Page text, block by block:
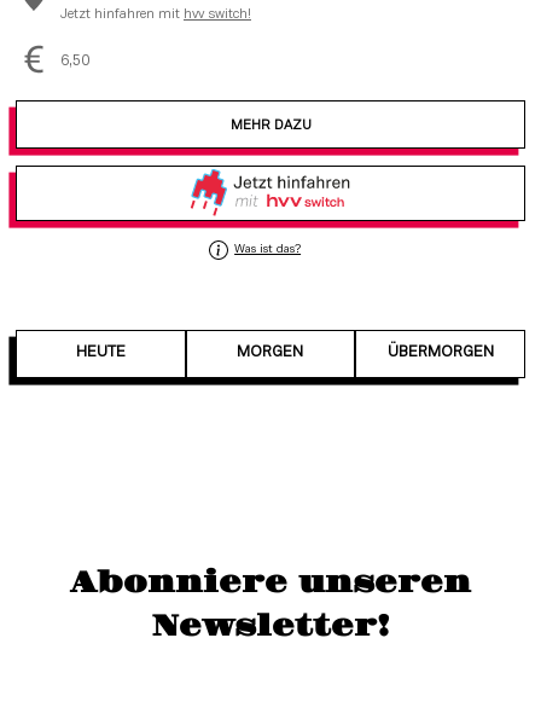
Jetzt hinfahren mit hvv switch!
6,50
MEHR DAZU
Was ist das?
HEUTE MORGEN ÜBERMORGEN
Abonniere unseren
Newsletter!